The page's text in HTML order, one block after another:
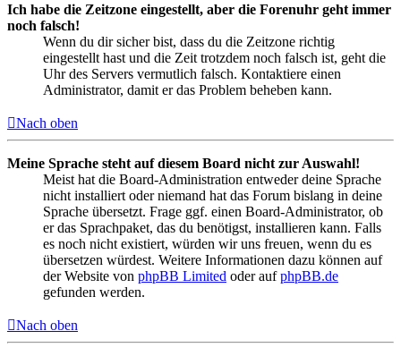
Ich habe die Zeitzone eingestellt, aber die Forenuhr geht immer
noch falsch!
Wenn du dir sicher bist, dass du die Zeitzone richtig
eingestellt hast und die Zeit trotzdem noch falsch ist, geht die
Uhr des Servers vermutlich falsch. Kontaktiere einen
Administrator, damit er das Problem beheben kann.
Nach oben
Meine Sprache steht auf diesem Board nicht zur Auswahl!
Meist hat die Board-Administration entweder deine Sprache
nicht installiert oder niemand hat das Forum bislang in deine
Sprache übersetzt. Frage ggf. einen Board-Administrator, ob
er das Sprachpaket, das du benötigst, installieren kann. Falls
es noch nicht existiert, würden wir uns freuen, wenn du es
übersetzen würdest. Weitere Informationen dazu können auf
der Website von phpBB Limited oder aufphpBB.de
gefunden werden.
Nach oben